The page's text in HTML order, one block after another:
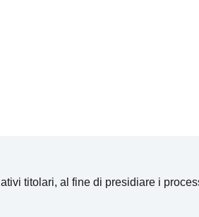
titolari, al fine di presidiare i